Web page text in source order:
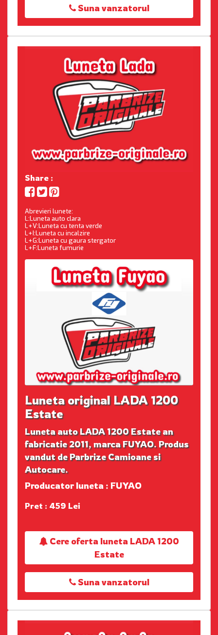
Suna vanzatorul
Share :
Abrevieri lunete:
L:Luneta auto clara
L+V:Luneta cu tenta verde
L+I:Luneta cu incalzire
L+G:Luneta cu gaura stergator
L+F:Luneta fumurie
Luneta original LADA 1200
Estate
Luneta auto LADA 1200 Estate an
fabricatie 2011, marca FUYAO. Produs
vandut de Parbrize Camioane si
Autocare.
Producator luneta : FUYAO
Pret : 459 Lei
Cere oferta luneta LADA 1200
Estate
Suna vanzatorul